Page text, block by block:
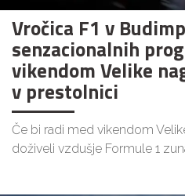
Vročica F1 v
senzacionalnih
vikendom Velike
v prestolnici
Če bi radi med vikendom
doživeli vzdušje Formule 1